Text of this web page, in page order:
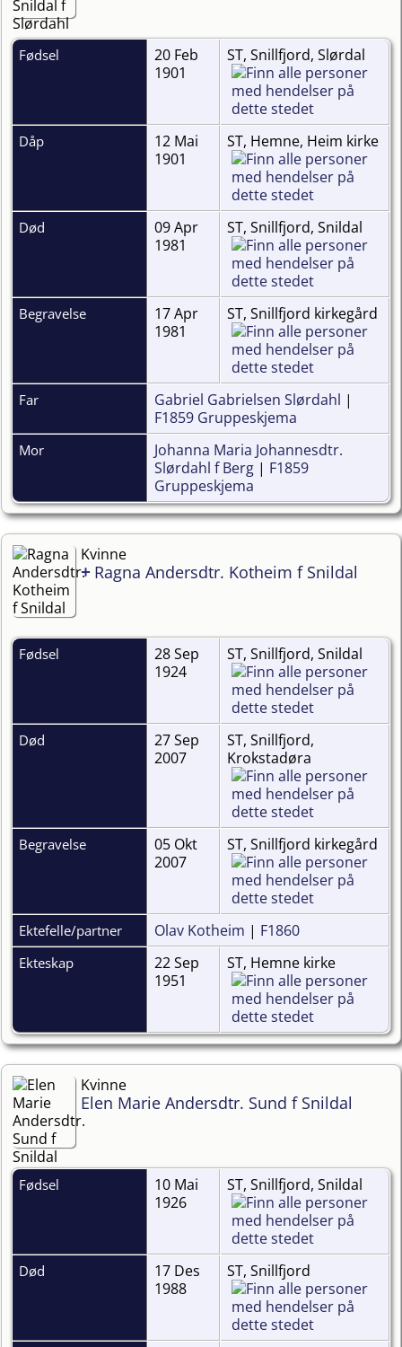
Fødsel
20 Feb
1901
ST, Snillfjord, Slørdal
Dåp
12 Mai
1901
ST, Hemne, Heim kirke
Død
09 Apr
1981
ST, Snillfjord, Snildal
Begravelse
17 Apr
1981
ST, Snillfjord kirkegård
Far Gabriel Gabrielsen Slørdahl |
F1859 Gruppeskjema
Mor
Johanna Maria Johannesdtr.
Slørdahl f Berg | F1859
Gruppeskjema
Kvinne
+ Ragna Andersdtr. Kotheim f Snildal
Fødsel
28 Sep
1924
ST, Snillfjord, Snildal
Død
27 Sep
2007
ST, Snillfjord,
Krokstadøra
Begravelse
05 Okt
2007
ST, Snillfjord kirkegård
Ektefelle/partner Olav Kotheim | F1860
Ekteskap
22 Sep
1951
ST, Hemne kirke
Kvinne
Elen Marie Andersdtr. Sund f Snildal
Fødsel
10 Mai
1926
ST, Snillfjord, Snildal
Død
17 Des
1988
ST, Snillfjord